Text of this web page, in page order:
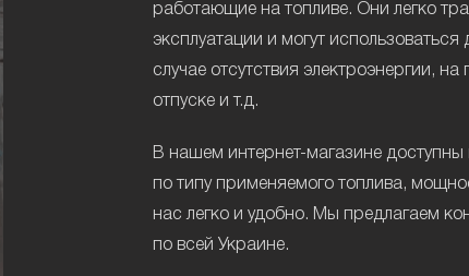
работающие на топливе. Они легко
эксплуатации и могут
случае отсутствия электроэнергии,
отпуске и т.д.
В нашем интернет-магазине
по типу применяемого топлива,
нас легко и удобно. Мы предлагаем
по всей Украине.